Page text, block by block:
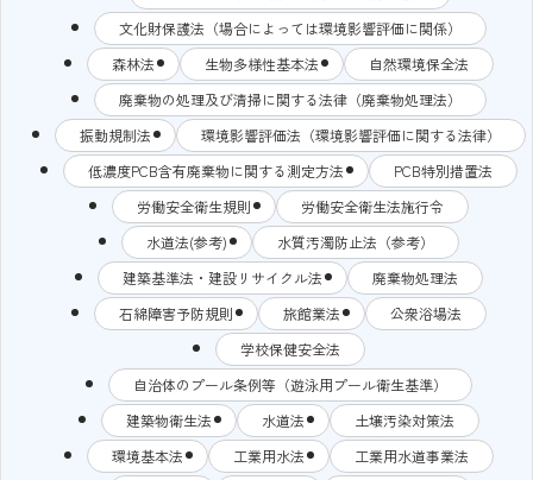
文化財保護法（場合によっては環境影響評価に関係）
森林法
生物多様性基本法
自然環境保全法
廃棄物の処理及び清掃に関する法律（廃棄物処理法）
振動規制法
環境影響評価法（環境影響評価に関する法律）
低濃度PCB含有廃棄物に関する測定方法
PCB特別措置法
労働安全衛生規則
労働安全衛生法施行令
水道法(参考)
水質汚濁防止法（参考）
建築基準法・建設リサイクル法
廃棄物処理法
石綿障害予防規則
旅館業法
公衆浴場法
学校保健安全法
自治体のプール条例等（遊泳用プール衛生基準）
建築物衛生法
水道法
土壌汚染対策法
環境基本法
工業用水法
工業用水道事業法